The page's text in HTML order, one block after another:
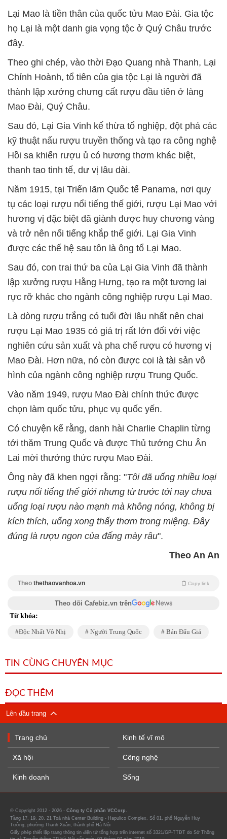
Lại Mao là tiền thân của quốc tửu Mao Đài. Gia tộc
họ Lại là một danh gia vọng tộc ở Quý Châu trước
đây.
Theo ghi chép, vào thời Đạo Quang nhà Thanh, Lại
Chính Hoành, tổ tiên của gia tộc Lại là người đã
thành lập xưởng chưng cất rượu đầu tiên ở làng
Mao Đài, Quý Châu.
Sau đó, Lại Gia Vinh kế thừa tổ nghiệp, đột phá các
kỹ thuật nấu rượu truyền thống và tạo ra công nghệ
Hồi sa khiến rượu ủ có hương thơm khác biệt,
thanh tao tinh tế, dư vị lâu dài.
Năm 1915, tại Triển lãm Quốc tế Panama, nơi quy
tụ các loại rượu nổi tiếng thế giới, rượu Lại Mao với
hương vị đặc biệt đã giành được huy chương vàng
và trở nên nổi tiếng khắp thế giới. Lại Gia Vinh
được các thế hệ sau tôn là ông tổ Lại Mao.
Sau đó, con trai thứ ba của Lại Gia Vinh đã thành
lập xưởng rượu Hằng Hưng, tạo ra một tương lai
rực rỡ khác cho ngành công nghiệp rượu Lại Mao.
Là dòng rượu trắng có tuổi đời lâu nhất nên chai
rượu Lại Mao 1935 có giá trị rất lớn đối với việc
nghiên cứu sản xuất và pha chế rượu có hương vị
Mao Đài. Hơn nữa, nó còn được coi là tài sản vô
hình của ngành công nghiệp rượu Trung Quốc.
Vào năm 1949, rượu Mao Đài chính thức được
chọn làm quốc tửu, phục vụ quốc yến.
Có chuyện kể rằng, danh hài Charlie Chaplin từng
tới thăm Trung Quốc và được Thủ tướng Chu Ân
Lai mời thưởng thức rượu Mao Đài.
Ông này đã khen ngợi rằng: "Tôi đã uống nhiều loại
rượu nổi tiếng thế giới nhưng từ trước tới nay chưa
uống loại rượu nào mạnh mà không nóng, không bị
kích thích, uống xong thấy thơm trong miệng. Đây
đúng là rượu ngon của đấng mày râu".
Theo An An
Theo thethaovanhoa.vn Copy link
Theo dõi Cafebiz.vn trên
Từ khóa:
Độc Nhất Vô Nhị Người Trung Quốc Bán Đấu Giá
TIN CÙNG CHUYÊN MỤC
ĐỌC THÊM
Lên đầu trang
Trang chủ
Xã hội
Kinh doanh
Kinh tế vĩ mô
Công nghệ
Sống
© Copyright 2012 - 2026 - Công ty Cổ phần VCCorp.
Tầng 17, 19, 20, 21 Toà nhà Center Building - Hapulico Complex, Số 01, phố Nguyễn Huy
Tưởng, phường Thanh Xuân, thành phố Hà Nội
Giấy phép thiết lập trang thông tin điện tử tổng hợp trên internet số 3321/GP-TTĐT do Sở Thông